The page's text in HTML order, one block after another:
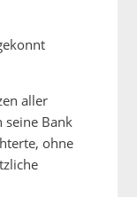
aller
seine Bank
ohne